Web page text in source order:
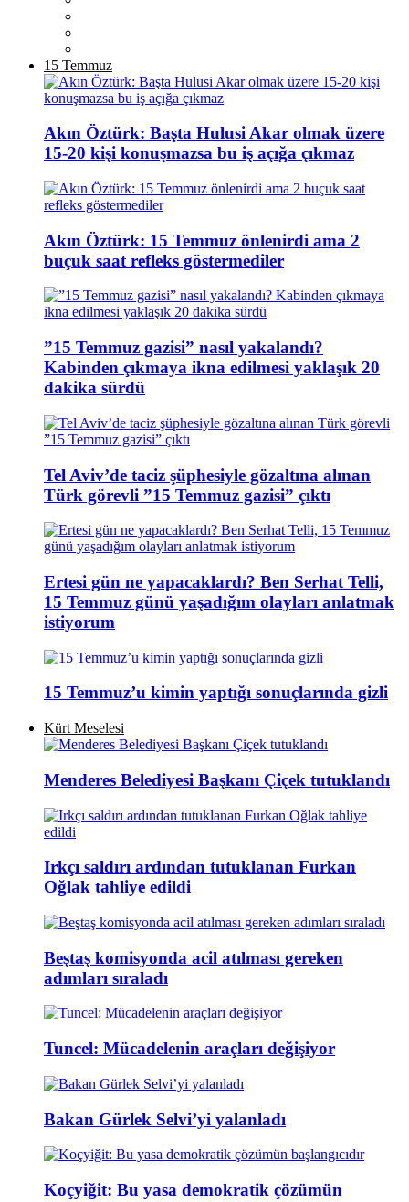
15 Temmuz
Akın Öztürk: Başta Hulusi Akar olmak üzere
15-20 kişi konuşmazsa bu iş açığa çıkmaz
Akın Öztürk: 15 Temmuz önlenirdi ama 2
buçuk saat refleks göstermediler
”15 Temmuz gazisi” nasıl yakalandı?
Kabinden çıkmaya ikna edilmesi yaklaşık 20
dakika sürdü
Tel Aviv’de taciz şüphesiyle gözaltına alınan
Türk görevli ”15 Temmuz gazisi” çıktı
Ertesi gün ne yapacaklardı? Ben Serhat Telli,
15 Temmuz günü yaşadığım olayları anlatmak
istiyorum
15 Temmuz’u kimin yaptığı sonuçlarında gizli
Kürt Meselesi
Menderes Belediyesi Başkanı Çiçek tutuklandı
Irkçı saldırı ardından tutuklanan Furkan
Oğlak tahliye edildi
Beştaş komisyonda acil atılması gereken
adımları sıraladı
Tuncel: Mücadelenin araçları değişiyor
Bakan Gürlek Selvi’yi yalanladı
Koçyiğit: Bu yasa demokratik çözümün